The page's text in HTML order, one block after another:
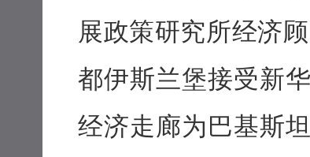
展政策研究所经济
都伊斯兰堡接受新
经济走廊为巴基斯